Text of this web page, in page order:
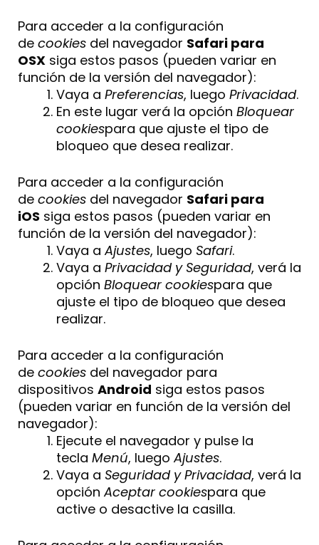
Para acceder a la configuración
de cookies del navegador Safari para
OSX siga estos pasos (pueden variar en
función de la versión del navegador):
Vaya a Preferencias, luego Privacidad.
En este lugar verá la opción Bloquear
cookiespara que ajuste el tipo de
bloqueo que desea realizar.
Para acceder a la configuración
de cookies del navegador Safari para
iOS siga estos pasos (pueden variar en
función de la versión del navegador):
Vaya aAjustes, luego Safari.
Vaya a Privacidad y Seguridad, verá la
opción Bloquear cookiespara que
ajuste el tipo de bloqueo que desea
realizar.
Para acceder a la configuración
de cookies del navegador para
dispositivos Android siga estos pasos
(pueden variar en función de la versión del
navegador):
Ejecute el navegador y pulse la
tecla Menú, luegoAjustes.
Vaya a Seguridad y Privacidad, verá la
opciónAceptar cookiespara que
active o desactive la casilla.